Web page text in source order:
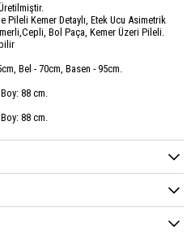
Pileli Kemer Detaylı, Etek Ucu Asimetrik
Bol Paça, Kemer Üzeri Pileli.
Bel - 70cm, Basen - 95cm.
88 cm.
88 cm.
88 cm.
88 cm.
88 cm.